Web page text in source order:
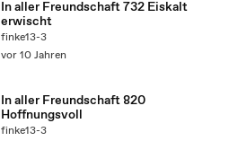
In aller Freundschaft 732 Eiskalt
erwischt
finke13-3
vor 10 Jahren
In aller Freundschaft 820
Hoffnungsvoll
finke13-3